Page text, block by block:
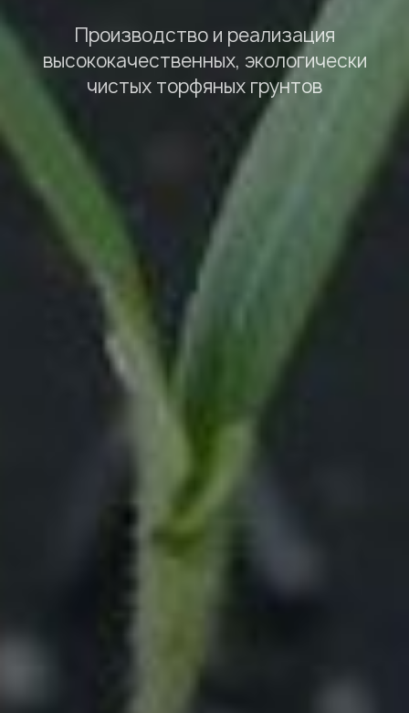
Производство и реализация
высококачественных, экологически
чистых торфяных грунтов